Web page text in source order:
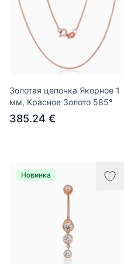
Золотая цепочка Якорное 1
мм, Красное Золото 585°
385.24 €
Новинка